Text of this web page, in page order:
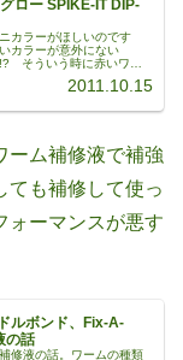
ロー SPIKE-IT DIP-
カラーがほしいのです
カラーが意外にない
そういう時に赤いワー
2011.10.15
ーム補修液で補強
ても補修して使っ
ォーマンスが悪す
ルボンド、Fix-A-
の話
修液の話。ワームの種類